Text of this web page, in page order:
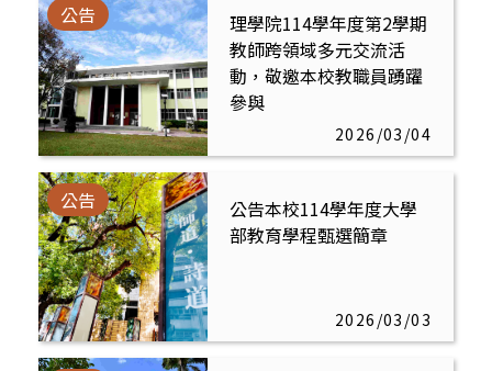
理學院114學年度第2學期
教師跨領域多元交流活
動，敬邀本校教職員踴躍
參與
公告
2026/03/04
公告本校114學年度大學
部教育學程甄選簡章
公告
2026/03/03